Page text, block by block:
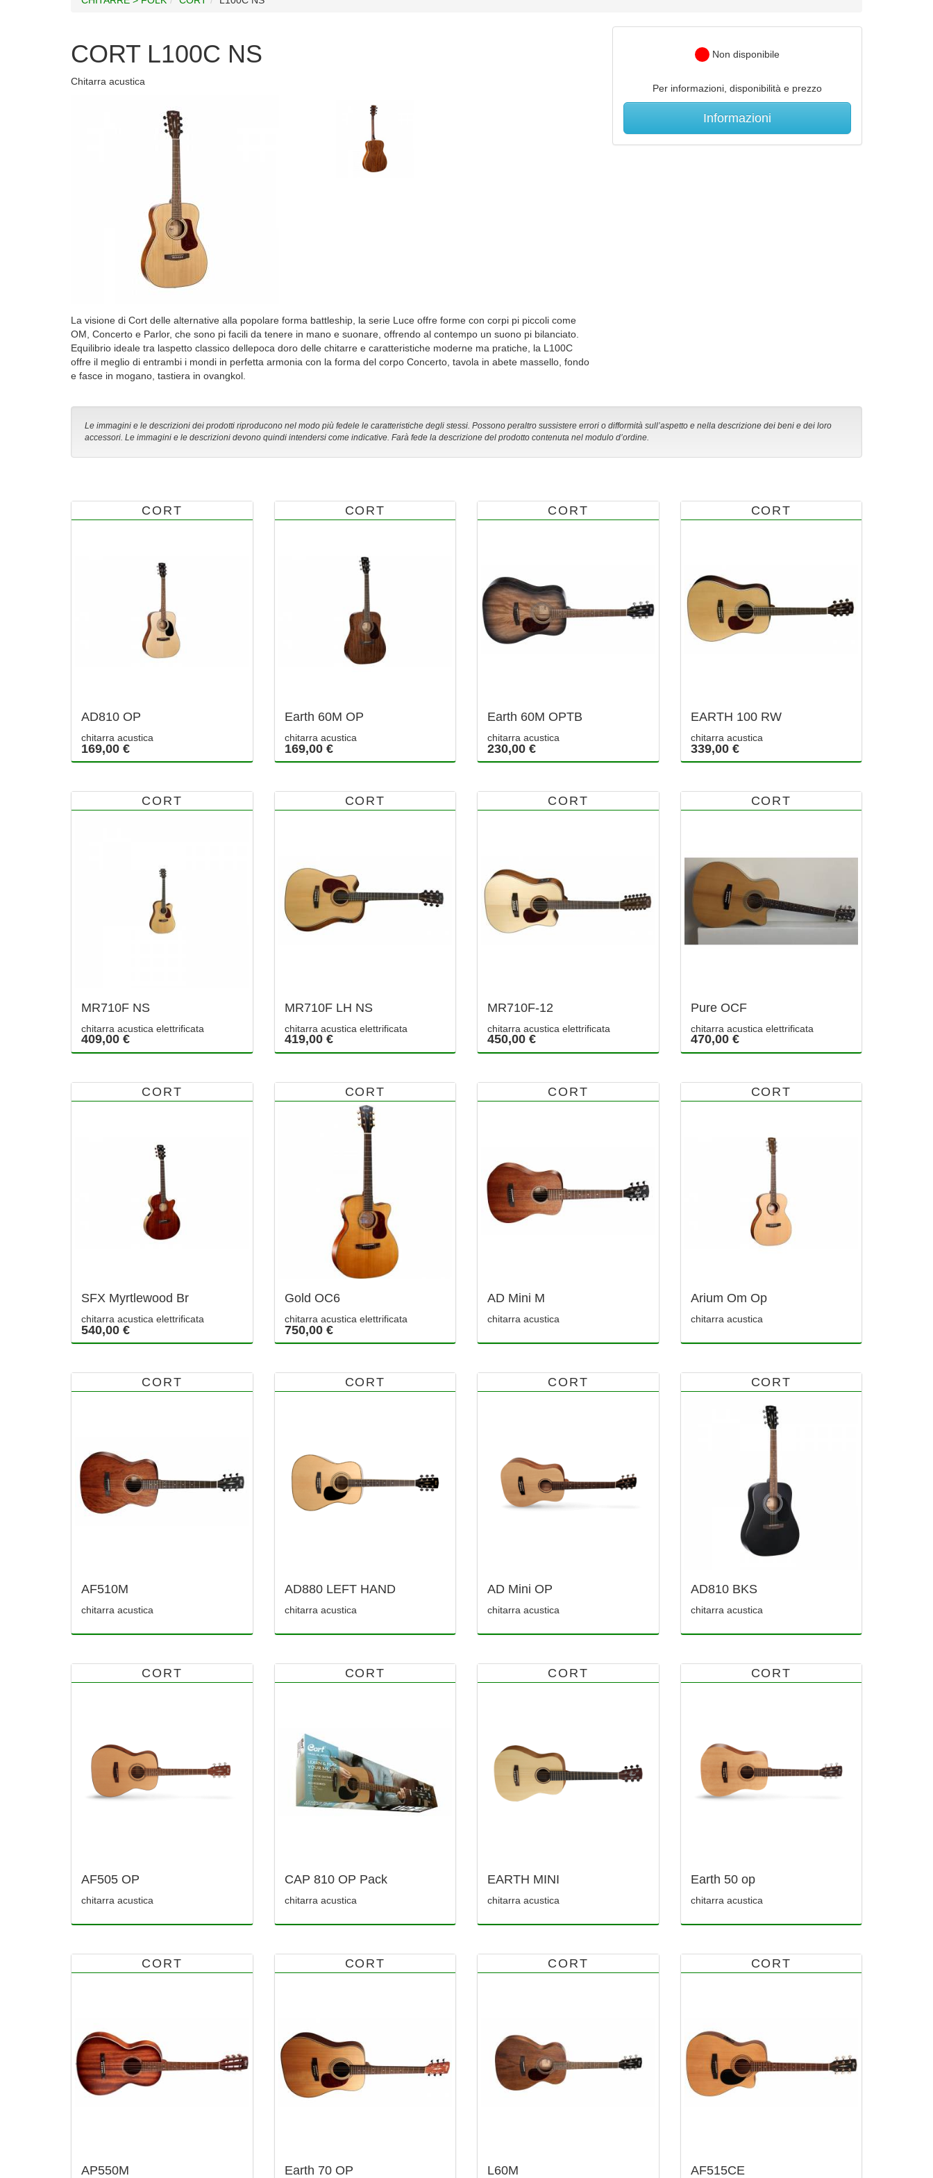
Non disponibile
Per informazioni, disponibilità e prezzo
Informazioni
CORT L100C NS
Chitarra acustica
La visione di Cort delle alternative alla popolare forma battleship, la serie Luce offre forme con corpi pi piccoli come
OM, Concerto e Parlor, che sono pi facili da tenere in mano e suonare, offrendo al contempo un suono pi bilanciato.
Equilibrio ideale tra laspetto classico dellepoca doro delle chitarre e caratteristiche moderne ma pratiche, la L100C
offre il meglio di entrambi i mondi in perfetta armonia con la forma del corpo Concerto, tavola in abete massello, fondo
e fasce in mogano, tastiera in ovangkol.
Le immagini e le descrizioni dei prodotti riproducono nel modo più fedele le caratteristiche degli stessi. Possono peraltro sussistere errori o difformità sull’aspetto e nella descrizione dei beni e dei loro
accessori. Le immagini e le descrizioni devono quindi intendersi come indicative. Farà fede la descrizione del prodotto contenuta nel modulo d’ordine.
CORT
AD810 OP
chitarra acustica
169,00 €
CORT
Earth 60M OP
chitarra acustica
169,00 €
CORT
Earth 60M OPTB
chitarra acustica
230,00 €
CORT
EARTH 100 RW
chitarra acustica
339,00 €
CORT
MR710F NS
chitarra acustica elettrificata
409,00 €
CORT
MR710F LH NS
chitarra acustica elettrificata
419,00 €
CORT
MR710F-12
chitarra acustica elettrificata
450,00 €
CORT
Pure OCF
chitarra acustica elettrificata
470,00 €
CORT
SFX Myrtlewood Br
chitarra acustica elettrificata
540,00 €
CORT
Gold OC6
chitarra acustica elettrificata
750,00 €
CORT
AD Mini M
chitarra acustica
CORT
Arium Om Op
chitarra acustica
CORT
AF510M
chitarra acustica
CORT
AD880 LEFT HAND
chitarra acustica
CORT
AD Mini OP
chitarra acustica
CORT
AD810 BKS
chitarra acustica
CORT
AF505 OP
chitarra acustica
CORT
CAP 810 OP Pack
chitarra acustica
CORT
EARTH MINI
chitarra acustica
CORT
Earth 50 op
chitarra acustica
CORT
AP550M
CORT
Earth 70 OP
CORT
L60M
CORT
AF515CE